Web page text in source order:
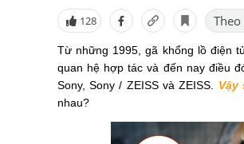
128
Từ những 1995, gã khổng lồ điện
quan hệ hợp tác và đến nay điều
Sony, Sony / ZEISS và ZEISS. Vậy
nhau?